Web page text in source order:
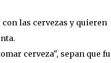
las cervezas y quieren
cerveza", sepan que